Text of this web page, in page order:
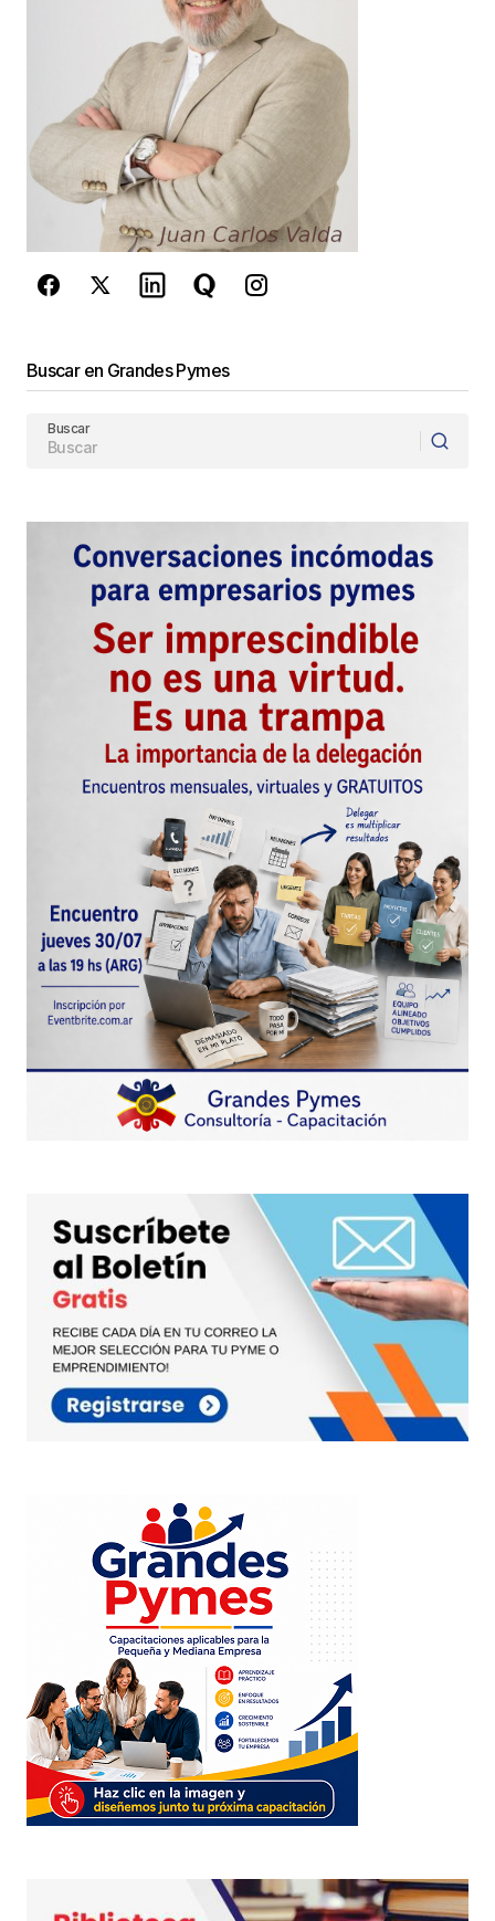
Guarda mi nombre, correo electrónico y web en
este navegador para la próxima vez que
comente.
Este sitio esta protegido por
reCAPTCHA y laPolítica de
privacidady losTérminos del servicio
de Google se aplican.
Buscar en Grandes Pymes
Buscar